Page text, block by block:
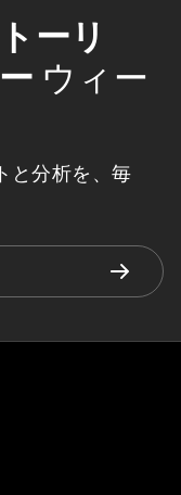
ーリ
ウィー
と分析を、毎